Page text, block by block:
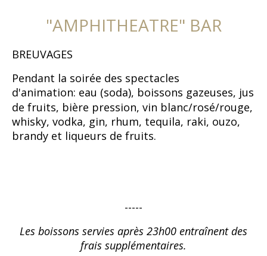
"AMPHITHEATRE" BAR
BREUVAGES
Pendant la soirée des spectacles
d'animation: eau (soda), boissons gazeuses, jus
de fruits, bière pression, vin blanc/rosé/rouge,
whisky, vodka, gin, rhum, tequila, raki, ouzo,
brandy et liqueurs de fruits.
-----
Les boissons servies après 23h00 entraînent des
frais supplémentaires.